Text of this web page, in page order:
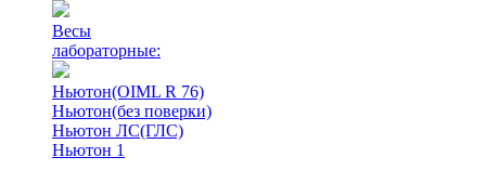
Весы
лабораторные:
Ньютон(OIML R 76)
Ньютон(без поверки)
Ньютон ЛС(ГЛС)
Ньютон 1